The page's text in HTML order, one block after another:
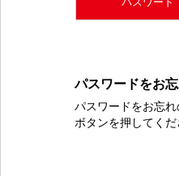
パスワード
パスワードをお
パスワードをお忘
ボタンを押してく